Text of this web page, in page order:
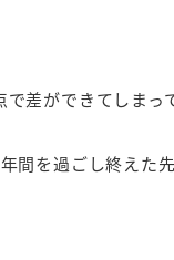
差ができてしまっ
間を過ごし終えた